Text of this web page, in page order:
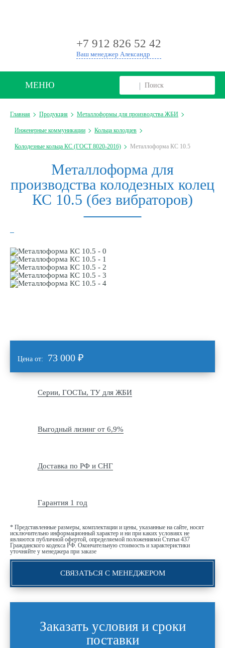
+7 912 826 52 42
Ваш менеджер Александр
МЕНЮ
Главная Продукция Металлоформы для производства ЖБИ
Инженерные коммуникации Кольца колодцев
Колодезные кольца КС (ГОСТ 8020-2016) Металлоформа КС 10.5
Металлоформа для
производства колодезных колец
КС 10.5 (без вибраторов)
Цена от: 73 000 ₽
Серии, ГОСТы, ТУ для ЖБИ
Выгодный лизинг от 6,9%
Доставка по РФ и СНГ
Гарантия 1 год
* Представленные размеры, комплектации и цены, указанные на сайте, носят
исключительно информационный характер и ни при каких условиях не
являются публичной офертой, определяемой положениями Статьи 437
Гражданского кодекса РФ. Окончательную стоимость и характеристики
уточняйте у менеджера при заказе
СВЯЗАТЬСЯ С МЕНЕДЖЕРОМ
Заказать условия и сроки
поставки